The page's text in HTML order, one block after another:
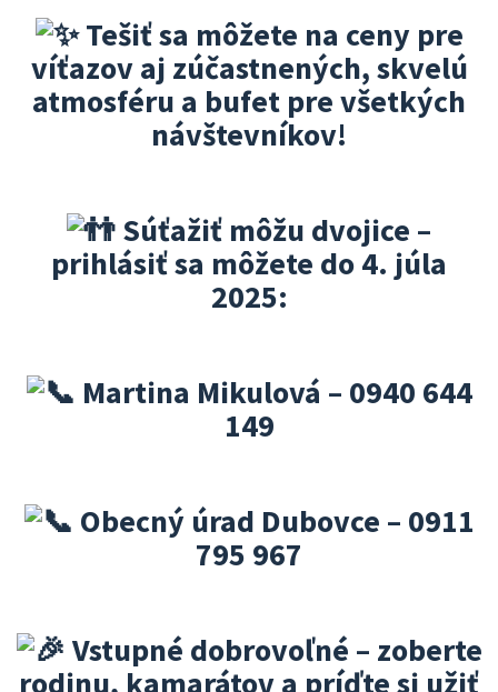
Tešiť sa môžete na ceny pre
víťazov aj zúčastnených, skvelú
atmosféru a bufet pre všetkých
návštevníkov!
Súťažiť môžu dvojice –
prihlásiť sa môžete do 4. júla
2025:
Martina Mikulová – 0940 644
149
Obecný úrad Dubovce – 0911
795 967
Vstupné dobrovoľné – zoberte
rodinu, kamarátov a príďte si užiť